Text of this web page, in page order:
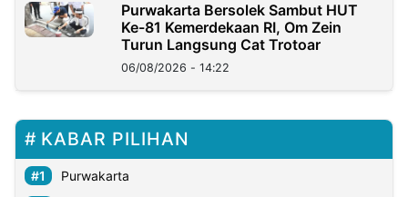
Purwakarta Bersolek Sambut HUT
Ke-81 Kemerdekaan RI, Om Zein
Turun Langsung Cat Trotoar
06/08/2026 - 14:22
KABAR PILIHAN
Purwakarta